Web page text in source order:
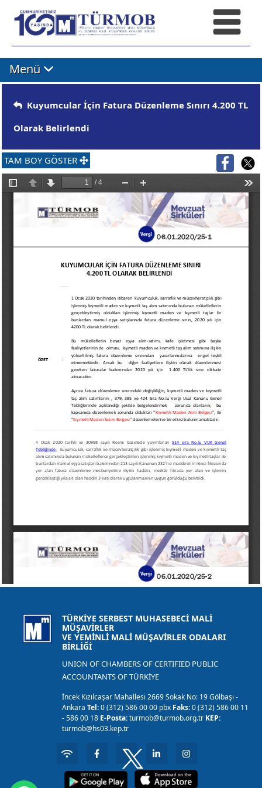
Menü
Kuyumcular İçin Fatura Düzenleme Sınırı 4.200 TL
Olarak Belirlendi
TAM BOY GÖSTER
TÜRKİYE SERBEST MUHASEBECİ MALİ
MÜŞAVİRLER
VE YEMİNLİ MALİ MÜŞAVİRLER ODALARI
BİRLİĞİ
UNION OF CHAMBERS OF CERTIFIED PUBLIC
ACCOUNTANTS OF TÜRKİYE
İncek Kızılcaşar Mahallesi 2669 Sokak No: 19 Gölbaşı -
AnkaraTel:0 (312) 586 00 00 pbx Faks:0 (312) 586 00 11
- 586 00 18 E-Posta:turmob@turmob.org.tr KEP:
turmob@hs03.kep.tr